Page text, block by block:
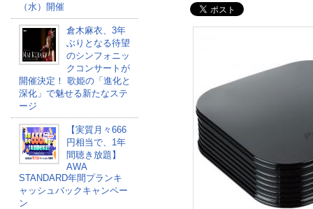
（水）開催
倉木麻衣、3年
ぶりとなる待望
のシンフォニッ
クコンサートが
開催決定！ 歌姫の「進化と
深化」で魅せる新たなステ
ージ
【実質月々666
円相当で、1年
間聴き放題】
AWA
STANDARD年間プランキ
ャッシュバックキャンペー
ン